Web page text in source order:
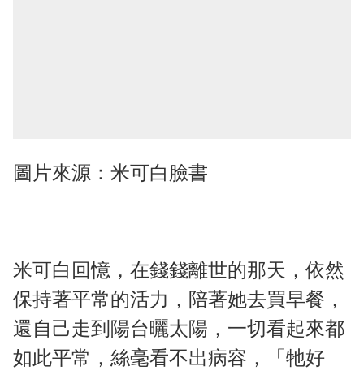
圖片來源：米可白臉書
米可白回憶，在錢錢離世的那天，依然
保持著平常的活力，陪著她去買早餐，
還自己走到陽台曬太陽，一切看起來都
如此平常，絲毫看不出病容，「牠好